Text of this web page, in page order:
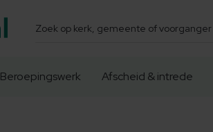
Zoeken
Beroepingswerk Afscheid & intrede